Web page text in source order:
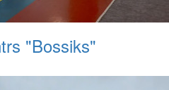
"Bossiks"